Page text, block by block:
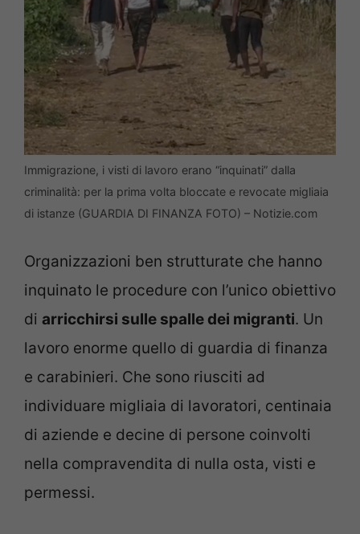
Immigrazione, i visti di lavoro erano “inquinati” dalla
criminalità: per la prima volta bloccate e revocate migliaia
di istanze (GUARDIA DI FINANZA FOTO) – Notizie.com
Organizzazioni ben strutturate che hanno
inquinato le procedure con l’unico obiettivo
di arricchirsi sulle spalle dei migranti. Un
lavoro enorme quello di guardia di finanza
e carabinieri. Che sono riusciti ad
individuare migliaia di lavoratori, centinaia
di aziende e decine di persone coinvolti
nella compravendita di nulla osta, visti e
permessi.